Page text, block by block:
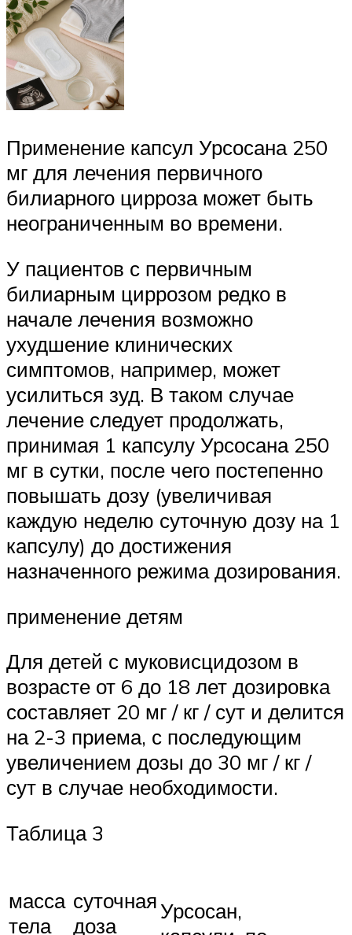
Применение капсул Урсосана 250
мг для лечения первичного
билиарного цирроза может быть
неограниченным во времени.
У пациентов с первичным
билиарным циррозом редко в
начале лечения возможно
ухудшение клинических
симптомов, например, может
усилиться зуд. В таком случае
лечение следует продолжать,
принимая 1 капсулу Урсосана 250
мг в сутки, после чего постепенно
повышать дозу (увеличивая
каждую неделю суточную дозу на 1
капсулу) до достижения
назначенного режима дозирования.
применение детям
Для детей с муковисцидозом в
возрасте от 6 до 18 лет дозировка
составляет 20 мг / кг / сут и делится
на 2-3 приема, с последующим
увеличением дозы до 30 мг / кг /
сут в случае необходимости.
Таблица 3
масса
тела
суточная
доза
Урсосан,